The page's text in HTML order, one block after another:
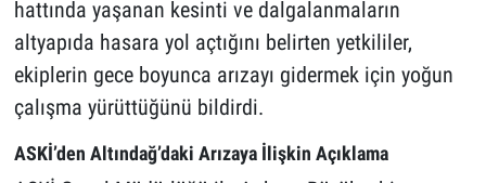
hattında yaşanan kesinti ve dalgalanmaların
altyapıda hasara yol açtığını belirten yetkililer,
ekiplerin gece boyunca arızayı gidermek için yoğun
çalışma yürüttüğünü bildirdi.
ASKİ’den Altındağ’daki Arızaya İlişkin Açıklama